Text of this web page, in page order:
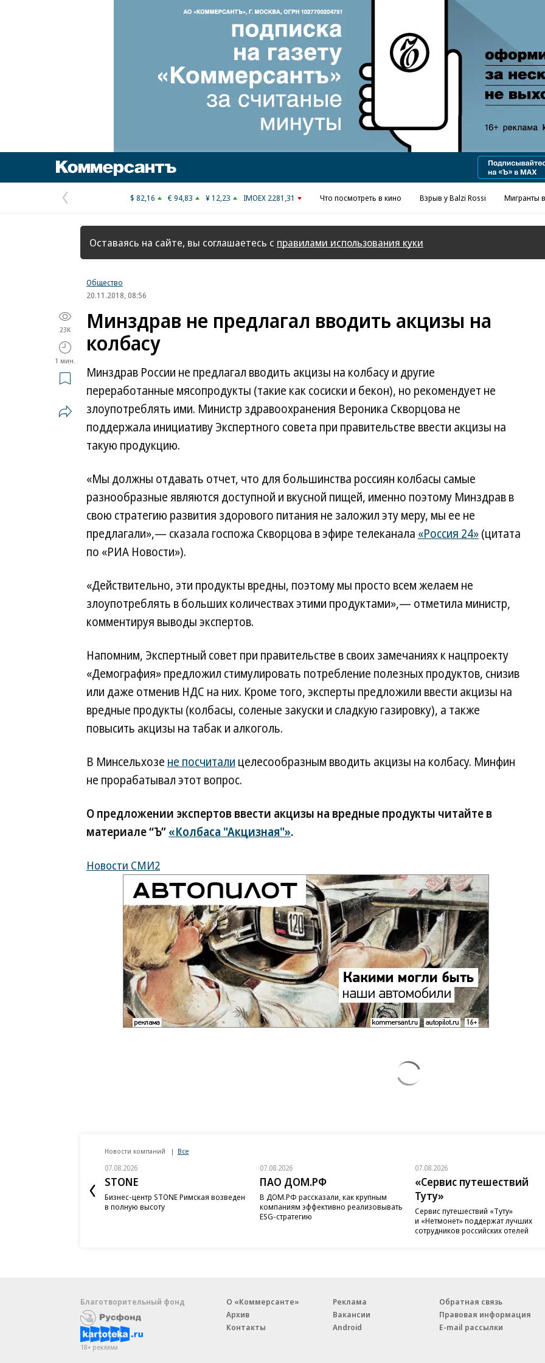
Реклама в «Ъ» www.kommersant.ru/ad
Предыдущая
страница
$ 82,16 € 94,83 ¥ 12,23 IMOEX 2281,31 Что посмотреть в кино Взрыв у Balzi Rossi Мигранты
Оставаясь на сайте, вы соглашаетесь с правилами использования куки
Общество
20.11.2018, 08:56
23K
1 мин.
Минздрав не предлагал вводить акцизы на
колбасу
Минздрав России не предлагал вводить акцизы на колбасу и другие
переработанные мясопродукты (такие как сосиски и бекон), но рекомендует не
злоупотреблять ими. Министр здравоохранения Вероника Скворцова не
поддержала инициативу Экспертного совета при правительстве ввести акцизы на
такую продукцию.
«Мы должны отдавать отчет, что для большинства россиян колбасы самые
разнообразные являются доступной и вкусной пищей, именно поэтому Минздрав в
свою стратегию развития здорового питания не заложил эту меру, мы ее не
предлагали»,— сказала госпожа Скворцова в эфире телеканала «Россия 24»(цитата
по «РИА Новости»).
«Действительно, эти продукты вредны, поэтому мы просто всем желаем не
злоупотреблять в больших количествах этими продуктами»,— отметила министр,
комментируя выводы экспертов.
Напомним, Экспертный совет при правительстве в своих замечаниях к нацпроекту
«Демография» предложил стимулировать потребление полезных продуктов, снизив
или даже отменив НДС на них. Кроме того, эксперты предложили ввести акцизы на
вредные продукты (колбасы, соленые закуски и сладкую газировку), а также
повысить акцизы на табак и алкоголь.
В Минсельхозе не посчитали целесообразным вводить акцизы на колбасу. Минфин
не прорабатывал этот вопрос.
О предложении экспертов ввести акцизы на вредные продукты читайте в
материале “Ъ”«Колбаса "Акцизная"».
Новости СМИ2
Новости компаний Все
07.08.2026
STONE
Бизнес-центр STONE Римская возведен
в полную высоту
07.08.2026
ПАО ДОМ.РФ
В ДОМ.РФ рассказали, как крупным
компаниям эффективно реализовывать
ESG-стратегию
07.08.2026
«Сервис путешествий
Туту»
Сервис путешествий «Туту»
и «Нетмонет» поддержат лучших
сотрудников российских отелей
Благотворительный фонд
18+ реклама
О «Коммерсанте»
Архив
Контакты
Реклама
Вакансии
Android
Обратная связь
Правовая информация
E-mail рассылки